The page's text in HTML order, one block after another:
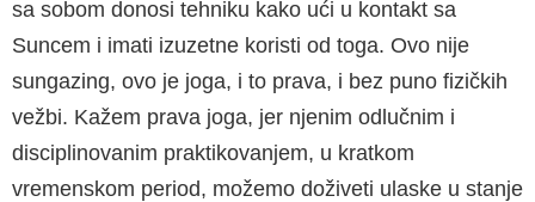
sa sobom donosi tehniku kako ući u kontakt sa
Suncem i imati izuzetne koristi od toga. Ovo nije
sungazing, ovo je joga, i to prava, i bez puno fizičkih
vežbi. Kažem prava joga, jer njenim odlučnim i
disciplinovanim praktikovanjem, u kratkom
vremenskom period, možemo doživeti ulaske u stanje